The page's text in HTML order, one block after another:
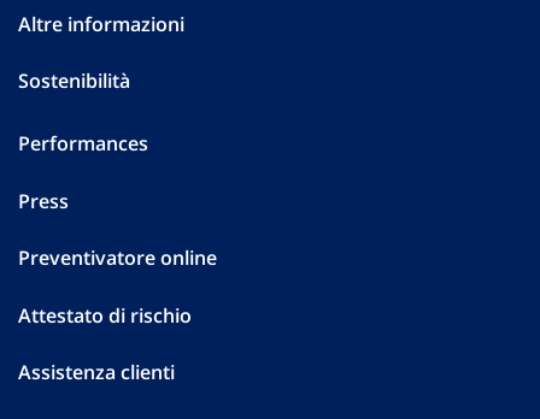
Altre informazioni
Sostenibilità
Performances
Press
Preventivatore online
Attestato di rischio
Assistenza clienti